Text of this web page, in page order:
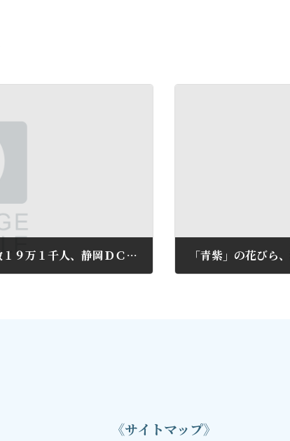
ゴールデンウイーク期間の熱海駅の降車数１９万１千人、静岡ＤＣ効果で３７％増
《サイトマップ》